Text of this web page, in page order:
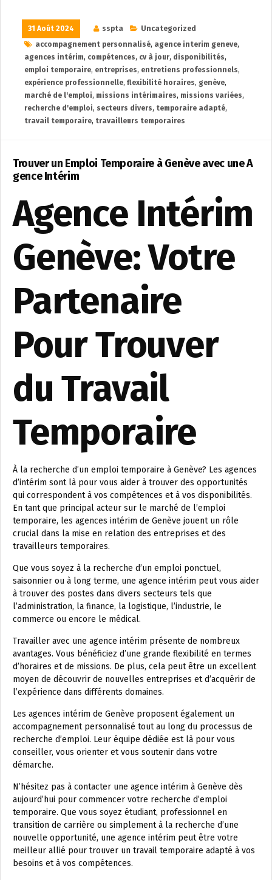
31 Août 2024 sspta
Uncategorized
accompagnement personnalisé, agence interim geneve,
agences intérim, compétences, cv à jour, disponibilités,
emploi temporaire, entreprises, entretiens professionnels,
expérience professionnelle, flexibilité horaires, genève,
marché de l'emploi, missions intérimaires, missions variées,
recherche d'emploi, secteurs divers, temporaire adapté,
travail temporaire, travailleurs temporaires
Trouver un Emploi Temporaire à Genève avec une A
gence Intérim
Agence Intérim
Genève: Votre
Partenaire
Pour Trouver
du Travail
Temporaire
À la recherche d’un emploi temporaire à Genève? Les agences
d’intérim sont là pour vous aider à trouver des opportunités
qui correspondent à vos compétences et à vos disponibilités.
En tant que principal acteur sur le marché de l’emploi
temporaire, les agences intérim de Genève jouent un rôle
crucial dans la mise en relation des entreprises et des
travailleurs temporaires.
Que vous soyez à la recherche d’un emploi ponctuel,
saisonnier ou à long terme, une agence intérim peut vous aider
à trouver des postes dans divers secteurs tels que
l’administration, la finance, la logistique, l’industrie, le
commerce ou encore le médical.
Travailler avec une agence intérim présente de nombreux
avantages. Vous bénéficiez d’une grande flexibilité en termes
d’horaires et de missions. De plus, cela peut être un excellent
moyen de découvrir de nouvelles entreprises et d’acquérir de
l’expérience dans différents domaines.
Les agences intérim de Genève proposent également un
accompagnement personnalisé tout au long du processus de
recherche d’emploi. Leur équipe dédiée est là pour vous
conseiller, vous orienter et vous soutenir dans votre
démarche.
N’hésitez pas à contacter une agence intérim à Genève dès
aujourd’hui pour commencer votre recherche d’emploi
temporaire. Que vous soyez étudiant, professionnel en
transition de carrière ou simplement à la recherche d’une
nouvelle opportunité, une agence intérim peut être votre
meilleur allié pour trouver un travail temporaire adapté à vos
besoins et à vos compétences.